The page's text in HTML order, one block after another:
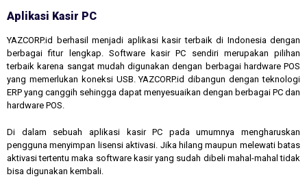
Aplikasi Kasir PC
YAZCORP.id berhasil menjadi aplikasi kasir terbaik di Indonesia dengan
berbagai fitur lengkap. Software kasir PC sendiri merupakan pilihan
terbaik karena sangat mudah digunakan dengan berbagai hardware POS
yang memerlukan koneksi USB. YAZCORP.id dibangun dengan teknologi
ERP yang canggih sehingga dapat menyesuaikan dengan berbagai PC dan
hardware POS.
Di dalam sebuah aplikasi kasir PC pada umumnya mengharuskan
pengguna menyimpan lisensi aktivasi. Jika hilang maupun melewati batas
aktivasi tertentu maka software kasir yang sudah dibeli mahal-mahal tidak
bisa digunakan kembali.